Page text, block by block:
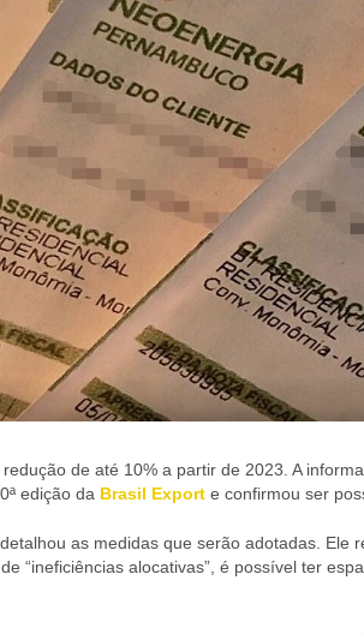
de até 10% a partir de 2023. A
edição da Brasil Export e confirmou ser
as medidas que serão adotadas. Ele
“ineficiências alocativas”, é possível ter